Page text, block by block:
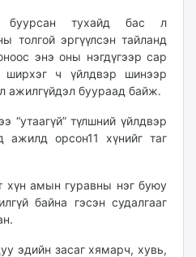
буурсан тухайд бас л
толгой эргүүлсэн тайланд
энэ оны нэгдүгээр сар
ширхэг ч үйлдвэр шинээр
ажилгүйдэл буураад байж.
“утаагүй” түлшний үйлдвэр
орсон11 хүнийг таг
хүн амын гуравны нэг буюу
байна гэсэн судалгааг
эдийн засаг хямарч, хувь,